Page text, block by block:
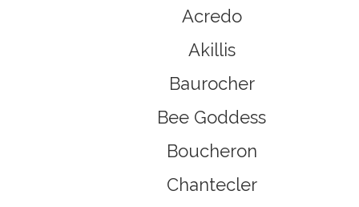
Acredo
Akillis
Baurocher
Bee Goddess
Boucheron
Chantecler